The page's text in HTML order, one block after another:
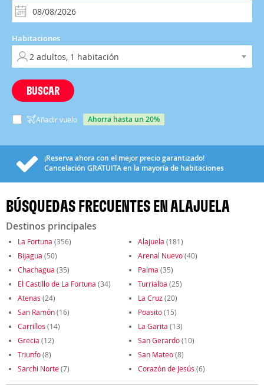
Habitaciones
BUSCAR
Añadir vuelo ahorra hasta un 20%
¡Reserva ahora con el mejor precio garantizado!
Cancelación GRATUITAen la mayoría de habitaciones
BÚSQUEDAS FRECUENTES EN ALAJUELA
Destinos principales
La Fortuna (356) Alajuela (181)
Bijagua (50) Arenal Nuevo(40)
Chachagua (35) Palma (35)
El Castillo de La Fortuna (34) Turrialba (25)
Atenas (24) La Cruz (20)
San Ramón(16) Poasito(15)
Carrillos (14) La Garita (13)
Grecia (12) San Gerardo(10)
Triunfo(8) San Mateo(8)
Sarchi Norte(7) Corazón de Jesús (6)